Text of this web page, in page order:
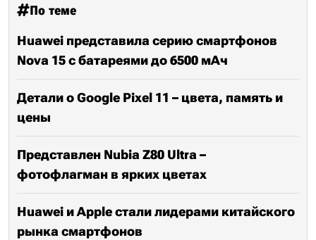
По теме
Huawei представила серию смартфонов
Nova 15 с батареями до 6500 мАч
Детали о Google Pixel 11 – цвета, память и
цены
Представлен Nubia Z80 Ultra –
фотофлагман в ярких цветах
Huawei и Apple стали лидерами китайского
рынка смартфонов